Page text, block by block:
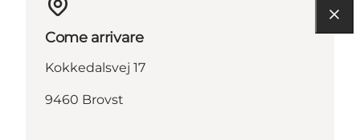
Come arrivare
Kokkedalsvej 17
9460 Brovst